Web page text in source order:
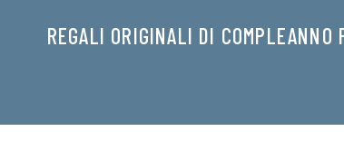
REGALI ORIGINALI DI